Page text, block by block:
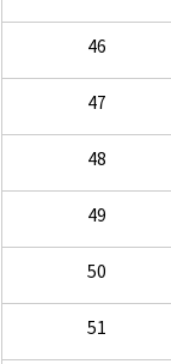
46
47
48
49
50
51